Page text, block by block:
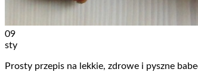
09
sty
Prosty przepis na lekkie, zdrowe i pyszne